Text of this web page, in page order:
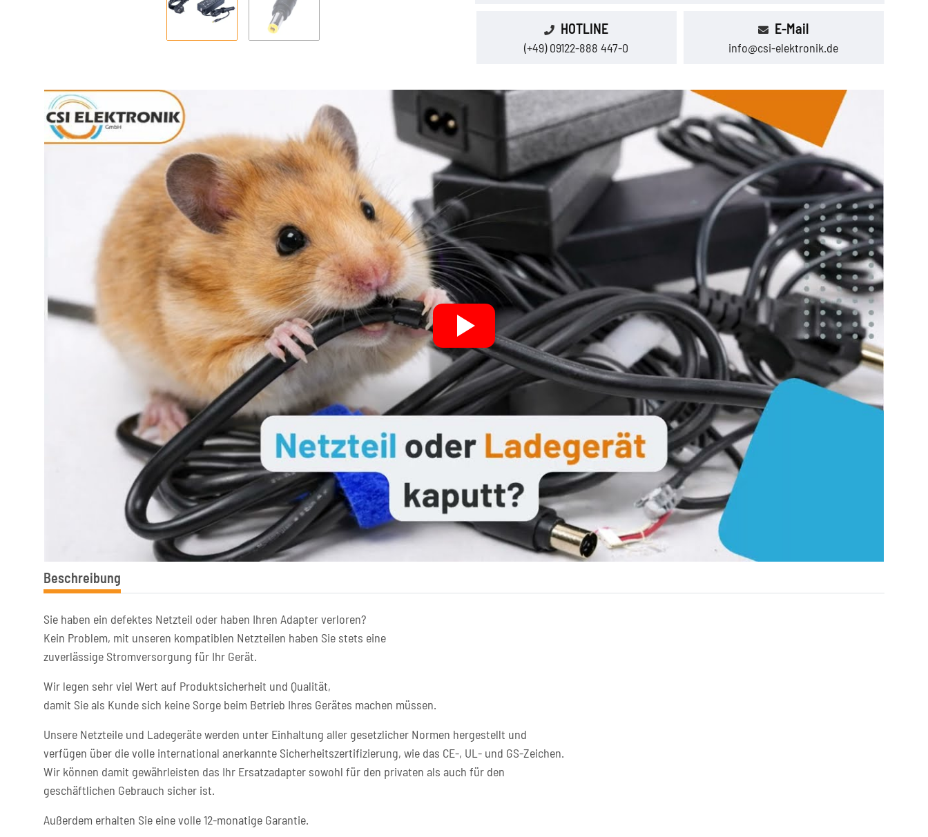
HOTLINE
(+49) 09122-888 447-0
E-Mail
info@csi-elektronik.de
Beschreibung
Sie haben ein defektes Netzteil oder haben Ihren Adapter verloren?
Kein Problem, mit unseren kompatiblen Netzteilen haben Sie stets eine
zuverlässige Stromversorgung für Ihr Gerät.
Wir legen sehr viel Wert auf Produktsicherheit und Qualität,
damit Sie als Kunde sich keine Sorge beim Betrieb Ihres Gerätes machen müssen.
Unsere Netzteile und Ladegeräte werden unter Einhaltung aller gesetzlicher Normen hergestellt und
verfügen über die volle international anerkannte Sicherheitszertifizierung, wie das CE-, UL- und GS-Zeichen.
Wir können damit gewährleisten das Ihr Ersatzadapter sowohl für den privaten als auch für den
geschäftlichen Gebrauch sicher ist.
Außerdem erhalten Sie eine volle 12-monatige Garantie.